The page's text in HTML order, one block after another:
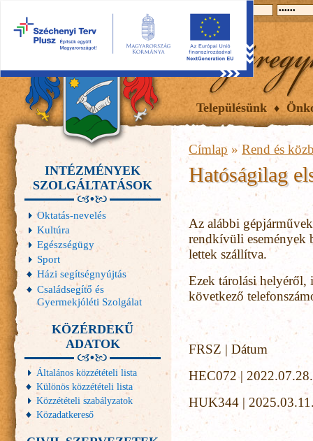
Településünk
Címlap » Rend és
Hatóságilag
Az alábbi
rendkívüli események
lettek szállítva.
Ezek tárolási helyéről,
következő
FRSZ | Dátum
HEC072 |
HUK344 |
INTÉZMÉNYEK
SZOLGÁLTATÁSOK
Oktatás-nevelés
Kultúra
Egészségügy
Sport
Házi segítségnyújtás
Családsegítő és
Gyermekjóléti Szolgálat
KÖZÉRDEKŰ
ADATOK
Általános közzétételi lista
Különös közzétételi lista
Közzétételi szabályzatok
Közadatkereső